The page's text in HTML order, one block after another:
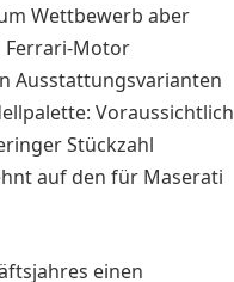
Wettbewerb aber
Ferrari-Motor
Ausstattungsvarianten
Voraussichtlich
Stückzahl
auf den für Maserati
einen